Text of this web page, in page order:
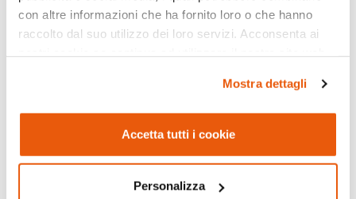
con altre informazioni che ha fornito loro o che hanno
raccolto dal suo utilizzo dei loro servizi. Acconsenta ai
Mostra dettagli
Accetta tutti i cookie
Personalizza